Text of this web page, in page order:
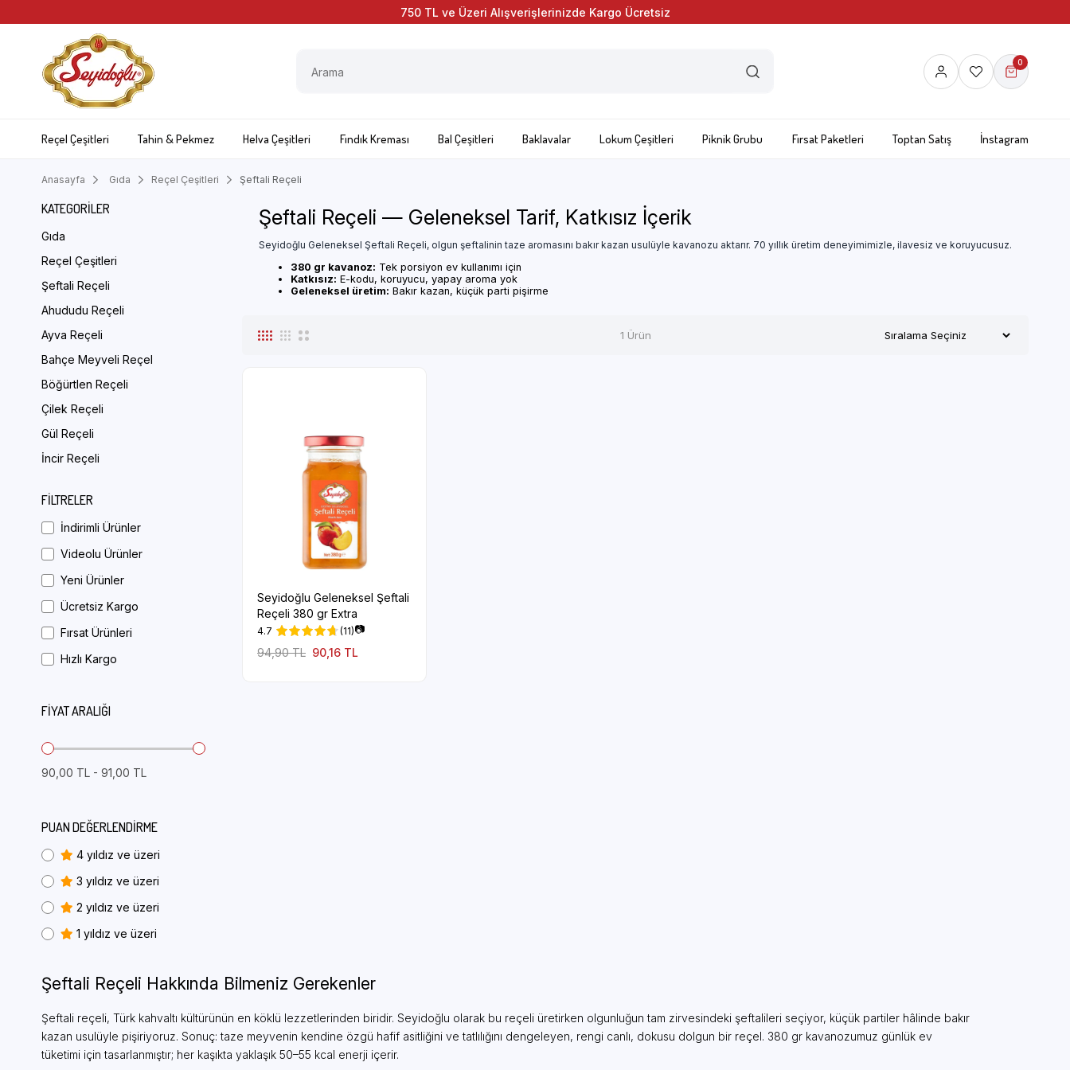
750 TL ve Üzeri Alışverişlerinizde Kargo Ücretsiz
0
Reçel Çeşitleri Tahin & Pekmez Helva Çeşitleri Fındık Kreması Bal Çeşitleri Baklavalar Lokum Çeşitleri Piknik Grubu Fırsat Paketleri Toptan Satış İnstagram
Anasayfa Gıda Reçel Çeşitleri Şeftali Reçeli
KATEGORILER
Gıda
Reçel Çeşitleri
Şeftali Reçeli
Ahududu Reçeli
Ayva Reçeli
Bahçe Meyveli Reçel
Böğürtlen Reçeli
Çilek Reçeli
Gül Reçeli
İncir Reçeli
Karadut Reçeli
Kayısı Reçeli
Kuşburnu Reçeli
Orman Meyveli Reçel
Portakal Reçeli
Vişne Reçeli
Nar Reçeli
FILTRELER
İndirimli Ürünler
Videolu Ürünler
Yeni Ürünler
Ücretsiz Kargo
Fırsat Ürünleri
Hızlı Kargo
FIYAT ARALIĞI
90,00 TL - 91,00 TL
PUAN DEĞERLENDIRME
4 yıldız ve üzeri
3 yıldız ve üzeri
2 yıldız ve üzeri
1 yıldız ve üzeri
Şeftali Reçeli — Geleneksel Tarif, Katkısız İçerik
Seyidoğlu Geleneksel Şeftali Reçeli, olgun şeftalinin taze aromasını bakır kazan usulüyle kavanozu aktarır. 70 yıllık üretim deneyimimizle, ilavesiz ve koruyucusuz.
380 gr kavanoz: Tek porsiyon ev kullanımı için
Katkısız: E-kodu, koruyucu, yapay aroma yok
Geleneksel üretim: Bakır kazan, küçük parti pişirme
1 Ürün
Seyidoğlu Geleneksel Şeftali
Reçeli 380 gr Extra
4.7 (11)📷
90,16 TL
94,90 TL
Şeftali Reçeli Hakkında Bilmeniz Gerekenler
Şeftali reçeli, Türk kahvaltı kültürünün en köklü lezzetlerinden biridir. Seyidoğlu olarak bu reçeli üretirken olgunluğun tam zirvesindeki şeftalileri seçiyor, küçük partiler hâlinde bakır
kazan usulüyle pişiriyoruz. Sonuç: taze meyvenin kendine özgü hafif asitliğini ve tatlılığını dengeleyen, rengi canlı, dokusu dolgun bir reçel. 380 gr kavanozumuz günlük ev
tüketimi için tasarlanmıştır; her kaşıkta yaklaşık 50–55 kcal enerji içerir.